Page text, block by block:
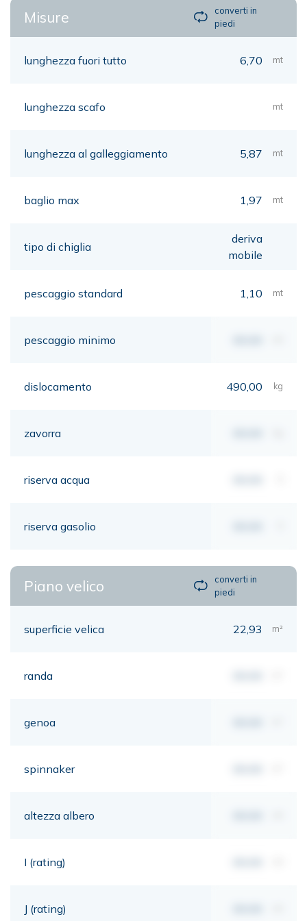
Misure
converti in
piedi
lunghezza fuori tutto 6,70 mt
lunghezza scafo mt
lunghezza al galleggiamento 5,87 mt
baglio max 1,97 mt
tipo di chiglia
deriva
mobile
pescaggio standard 1,10 mt
pescaggio minimo
dislocamento 490,00 kg
zavorra
riserva acqua
riserva gasolio
Piano velico
converti in
piedi
superficie velica 22,93 m²
randa
genoa
spinnaker
altezza albero
I (rating)
J (rating)